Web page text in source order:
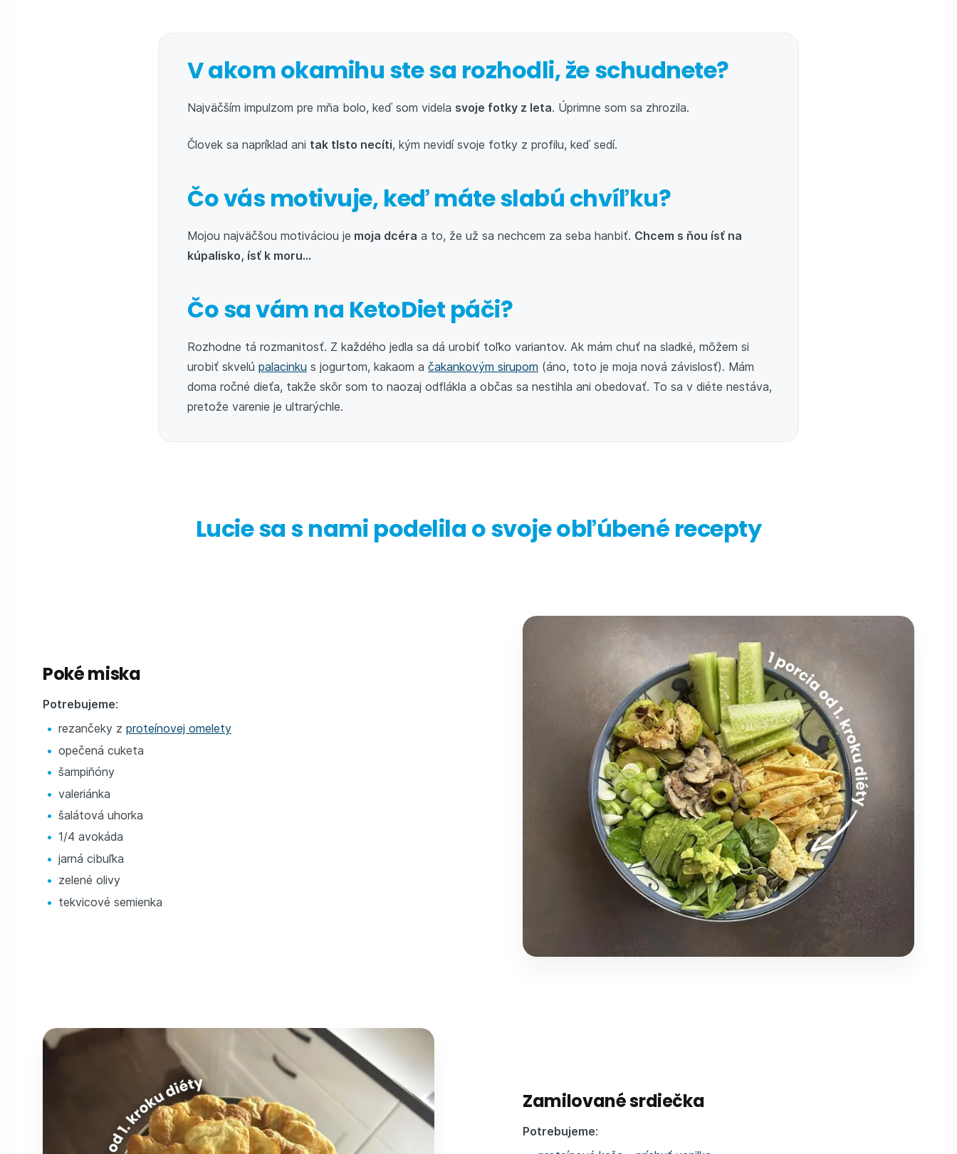
V akom okamihu ste sa rozhodli, že schudnete?
Najväčším impulzom pre mňa bolo, keď som videla svoje fotky z leta. Úprimne som sa zhrozila.
Človek sa napríklad ani tak tlsto necíti, kým nevidí svoje fotky z profilu, keď sedí.
Čo vás motivuje, keď máte slabú chvíľku?
Mojou najväčšou motiváciou je moja dcéra a to, že už sa nechcem za seba hanbiť. Chcem s ňou ísť na
kúpalisko, ísť k moru...
Čo sa vám na KetoDiet páči?
Rozhodne tá rozmanitosť. Z každého jedla sa dá urobiť toľko variantov. Ak mám chuť na sladké, môžem si
urobiť skvelú palacinku s jogurtom, kakaom a čakankovým sirupom (áno, toto je moja nová závislosť). Mám
doma ročné dieťa, takže skôr som to naozaj odflákla a občas sa nestihla ani obedovať. To sa v diéte nestáva,
pretože varenie je ultrarýchle.
Lucie sa s nami podelila o svoje obľúbené recepty
Poké miska
Potrebujeme:
rezančeky z proteínovej omelety
opečená cuketa
šampiňóny
valeriánka
šalátová uhorka
1/4 avokáda
jarná cibuľka
zelené olivy
tekvicové semienka
Zamilované srdiečka
Potrebujeme: